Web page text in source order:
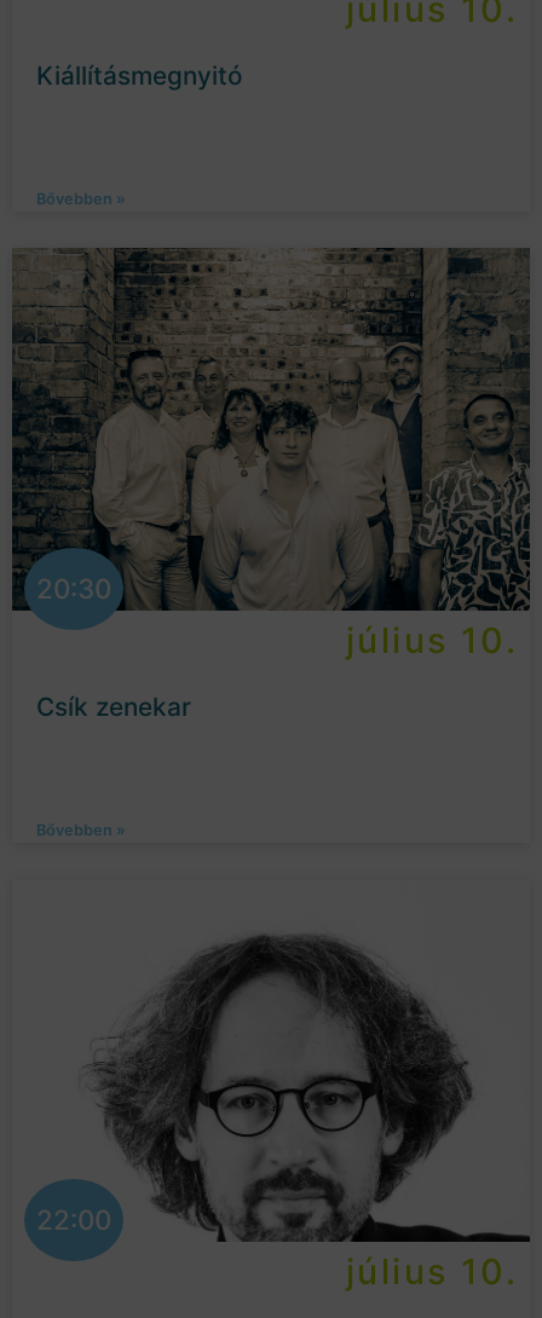
július 10.
Kiállításmegnyitó
Bővebben »
20:30
július 10.
Csík zenekar
Bővebben »
22:00
július 10.